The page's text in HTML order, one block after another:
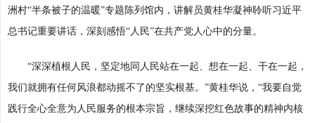
洲村“半条被子的温暖”专题陈列馆内，讲解员黄桂华凝神聆听习近平
总书记重要讲话，深刻感悟“人民”在共产党人心中的分量。
“深深植根人民，坚定地同人民站在一起、想在一起、干在一起，
我们就拥有任何风浪都动摇不了的坚实根基。”黄桂华说，“我要自觉
践行全心全意为人民服务的根本宗旨，继续深挖红色故事的精神内核